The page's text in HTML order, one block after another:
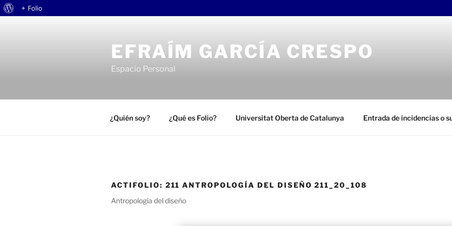
Acerca
+ Folio
EFRAÍM GARCÍA CRESPO
Espacio Personal
¿Quién soy? ¿Qué es Folio? Universitat Oberta de Catalunya Entrada de incidencias o
ACTIFOLIO: 211 ANTROPOLOGÍA DEL DISEÑO 211_20_108
Antropología del diseño